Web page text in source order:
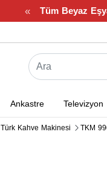
« Tüm Beyaz
Ankastre Televizyon
Türk Kahve Makinesi TKM